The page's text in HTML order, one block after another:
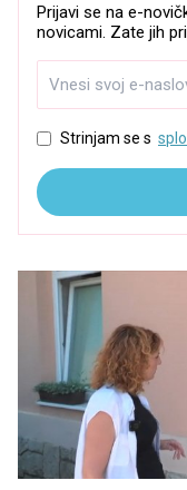
Prijavi se na e-
novicami. Zate jih
Strinjam se s